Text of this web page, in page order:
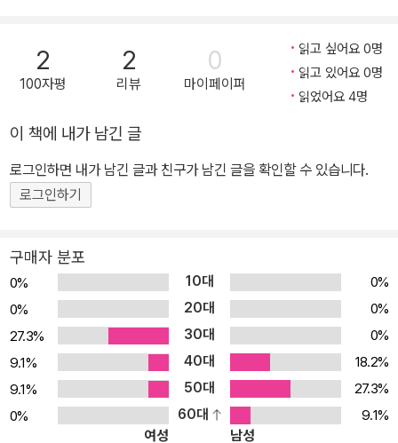
한 서부와 대륙성 기후에 가까운 동부로 나뉜다. 대한민국보다 5시간
늦고 서머타임기간에는 4시간 늦다. 유럽과 아시아의 경계를 이루는
카프카스 산맥 상에 위치한 조지아는 남쪽으로 터키·아르메니아에 접
해에 면한다.
교통과 교역의 접경지로 역사 초기부터 침략과 점령이 끊이지 않았
시다.
스 3국 중에 조지아를 중심으로 전 세계의 관광객이 몰려들고 있다.
저자는 조지아의 여행자들이 다녀오는 여행자거리 등은 물론이고 전
통적인 체험까지, 또한 수도인 트빌리시와 많은 조지아의 도시에서
들이 먹는 전통 음식 등을 찾아다니며 직접 먹으면서 찾은 음식점에
대한 정보를 정확하게 알려주게 되어 자부심을 느끼고 있다. 비현실
적인 풍경을 볼 수 있는 동유럽의 스위스 여행이란 공간과의 만남일
뿐 아니라 새로운 감정과의 만남이다. 새로이 만나는 코카서스 3국
지아 여행이 인기가 높아지고 있다. 조지아는 새롭게 재조명되어 우
리에게 다가오는 여행지이다. 유럽도 아시아도 아닌 지역에 위치하며
동서양 구분도 애매모호한 조지아는 서쪽은 흑해, 북으로는 러시아,
동으로는 아제르바이잔, 남으로는 아르메니아, 서남으로는 터키와 맞
닿아 있다. 이런 조지아는 유럽으로 향하는 가장 빠른 길을 걷고 있다.
관광객이 급격하게 늘어나면서 새로운 관광대국을 꿈꾸고 있다. 조지
아에는 스위스처럼 아름다운 자연이 있고, 프랑스처럼 풍부한 와인이
있고, 이탈리아처럼 맛있는 음식이 있으며, 스페인처럼 정열적인 춤
2
100자평
2
리뷰
0
마이페이퍼
읽고 싶어요 0명
읽고 있어요 0명
읽었어요 4명
이 책에 내가 남긴 글
로그인하면 내가 남긴 글과 친구가 남긴 글을 확인할 수 있습니다.
로그인하기
구매자 분포
0% 10대
0%
0%
20대
0%
27.3%
30대
0%
9.1%
40대
18.2%
9.1%
50대
27.3%
0%
60대
9.1%
여성
남성